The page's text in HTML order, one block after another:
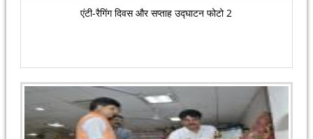
एंटी-रैगिंग दिवस और सप्ताह उद्घाटन फोटो 2